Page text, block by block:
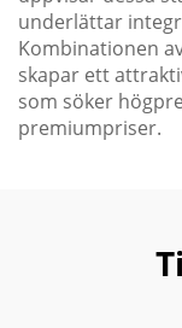
underlättar
Kombinationen
skapar ett
som söker
premiumpriser.